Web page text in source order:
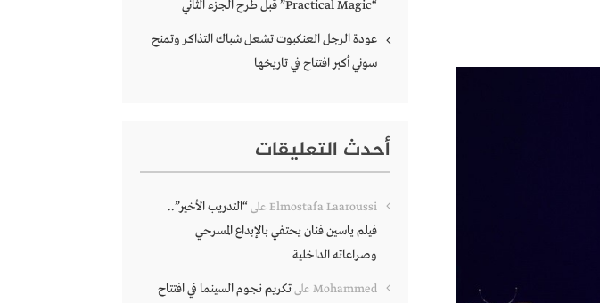
“Practical Magic” قبل طرح الجزء الثاني
عودة الرجل العنكبوت تشعل شباك التذاكر وتمنح
سوني أكبر افتتاح في تاريخها
أحدث التعليقات
Elmostafa Laaroussi على“التدريب الأخير”..
فيلم ياسين فنان يحتفي بالإبداع المسرحي
وصراعاته الداخلية
Mohammed علىتكريم نجوم السينما في افتتاح